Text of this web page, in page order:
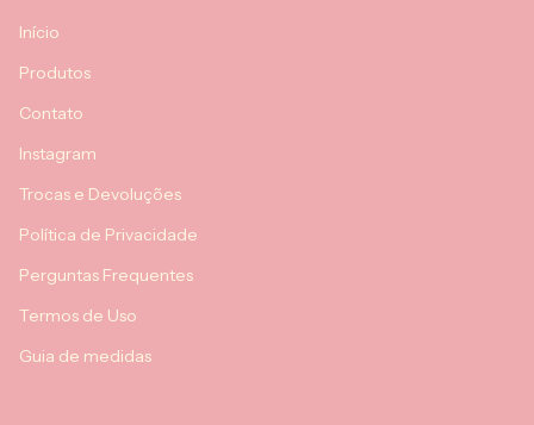
Início
Produtos
Contato
Instagram
Trocas e Devoluções
Política de Privacidade
Perguntas Frequentes
Termos de Uso
Guia de medidas